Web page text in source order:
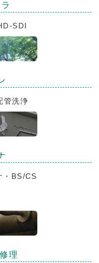
SDI
管洗浄
・BS/CS
理